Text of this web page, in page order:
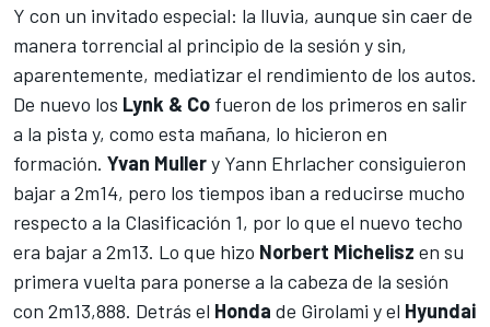
Y con un invitado especial: la lluvia, aunque sin caer de
manera torrencial al principio de la sesión y sin,
aparentemente, mediatizar el rendimiento de los autos.
De nuevo los Lynk & Co fueron de los primeros en salir
a la pista y, como esta mañana, lo hicieron en
formación. Yvan Mullery Yann Ehrlacher consiguieron
bajar a 2m14, pero los tiempos iban a reducirse mucho
respecto a la Clasificación 1, por lo que el nuevo techo
era bajar a 2m13. Lo que hizo Norbert Michelisz en su
primera vuelta para ponerse a la cabeza de la sesión
con 2m13,888. Detrás el Honda de Girolami y el Hyundai